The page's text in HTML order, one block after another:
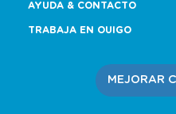
AYUDA & CONTACTO
TRABAJA EN OUIGO
MEJORAR